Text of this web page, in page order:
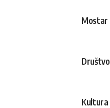
Mostar
Društvo
Kultura